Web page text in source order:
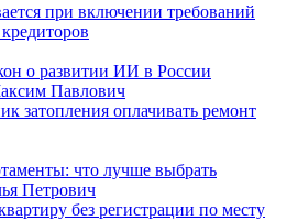
при включении требований
о развитии ИИ в России
Павлович
затопления оплачивать ремонт
что лучше выбрать
Петрович
без регистрации по месту